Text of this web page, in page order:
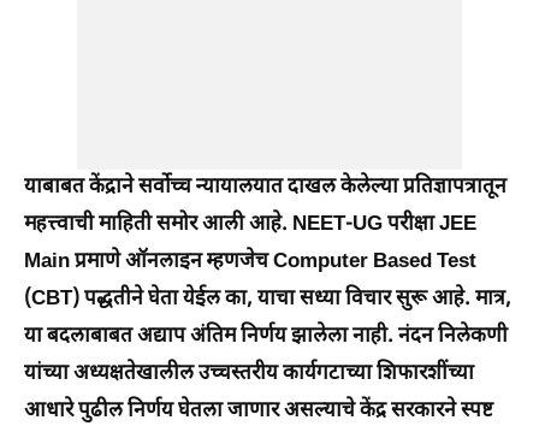
याबाबत केंद्राने सर्वोच्च न्यायालयात दाखल केलेल्या प्रतिज्ञापत्रातून
महत्त्वाची माहिती समोर आली आहे. NEET-UG परीक्षा JEE
Main प्रमाणे ऑनलाइन म्हणजेच Computer Based Test
(CBT) पद्धतीने घेता येईल का, याचा सध्या विचार सुरू आहे. मात्र,
या बदलाबाबत अद्याप अंतिम निर्णय झालेला नाही. नंदन निलेकणी
यांच्या अध्यक्षतेखालील उच्चस्तरीय कार्यगटाच्या शिफारशींच्या
आधारे पुढील निर्णय घेतला जाणार असल्याचे केंद्र सरकारने स्पष्ट